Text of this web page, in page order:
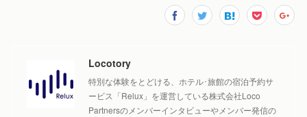
Locotory
特別な体験をとどける、ホテル･旅館の宿泊予約サ
ービス「Relux」を運営している株式会社Loco
Partnersのメンバーインタビューやメンバー発信の